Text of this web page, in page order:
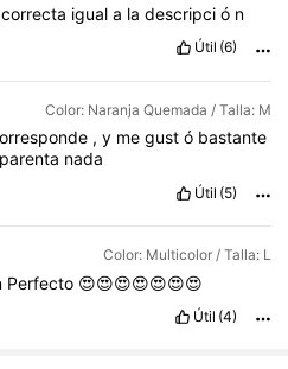
correcta igual a la descripci ó n
Útil (6)
Color: Naranja Quemada / Talla: M
, y me gust ó bastante
nada
Útil (5)
Color: Multicolor / Talla: L
Perfecto 😍😍😍😍😍😍😍
Útil (4)